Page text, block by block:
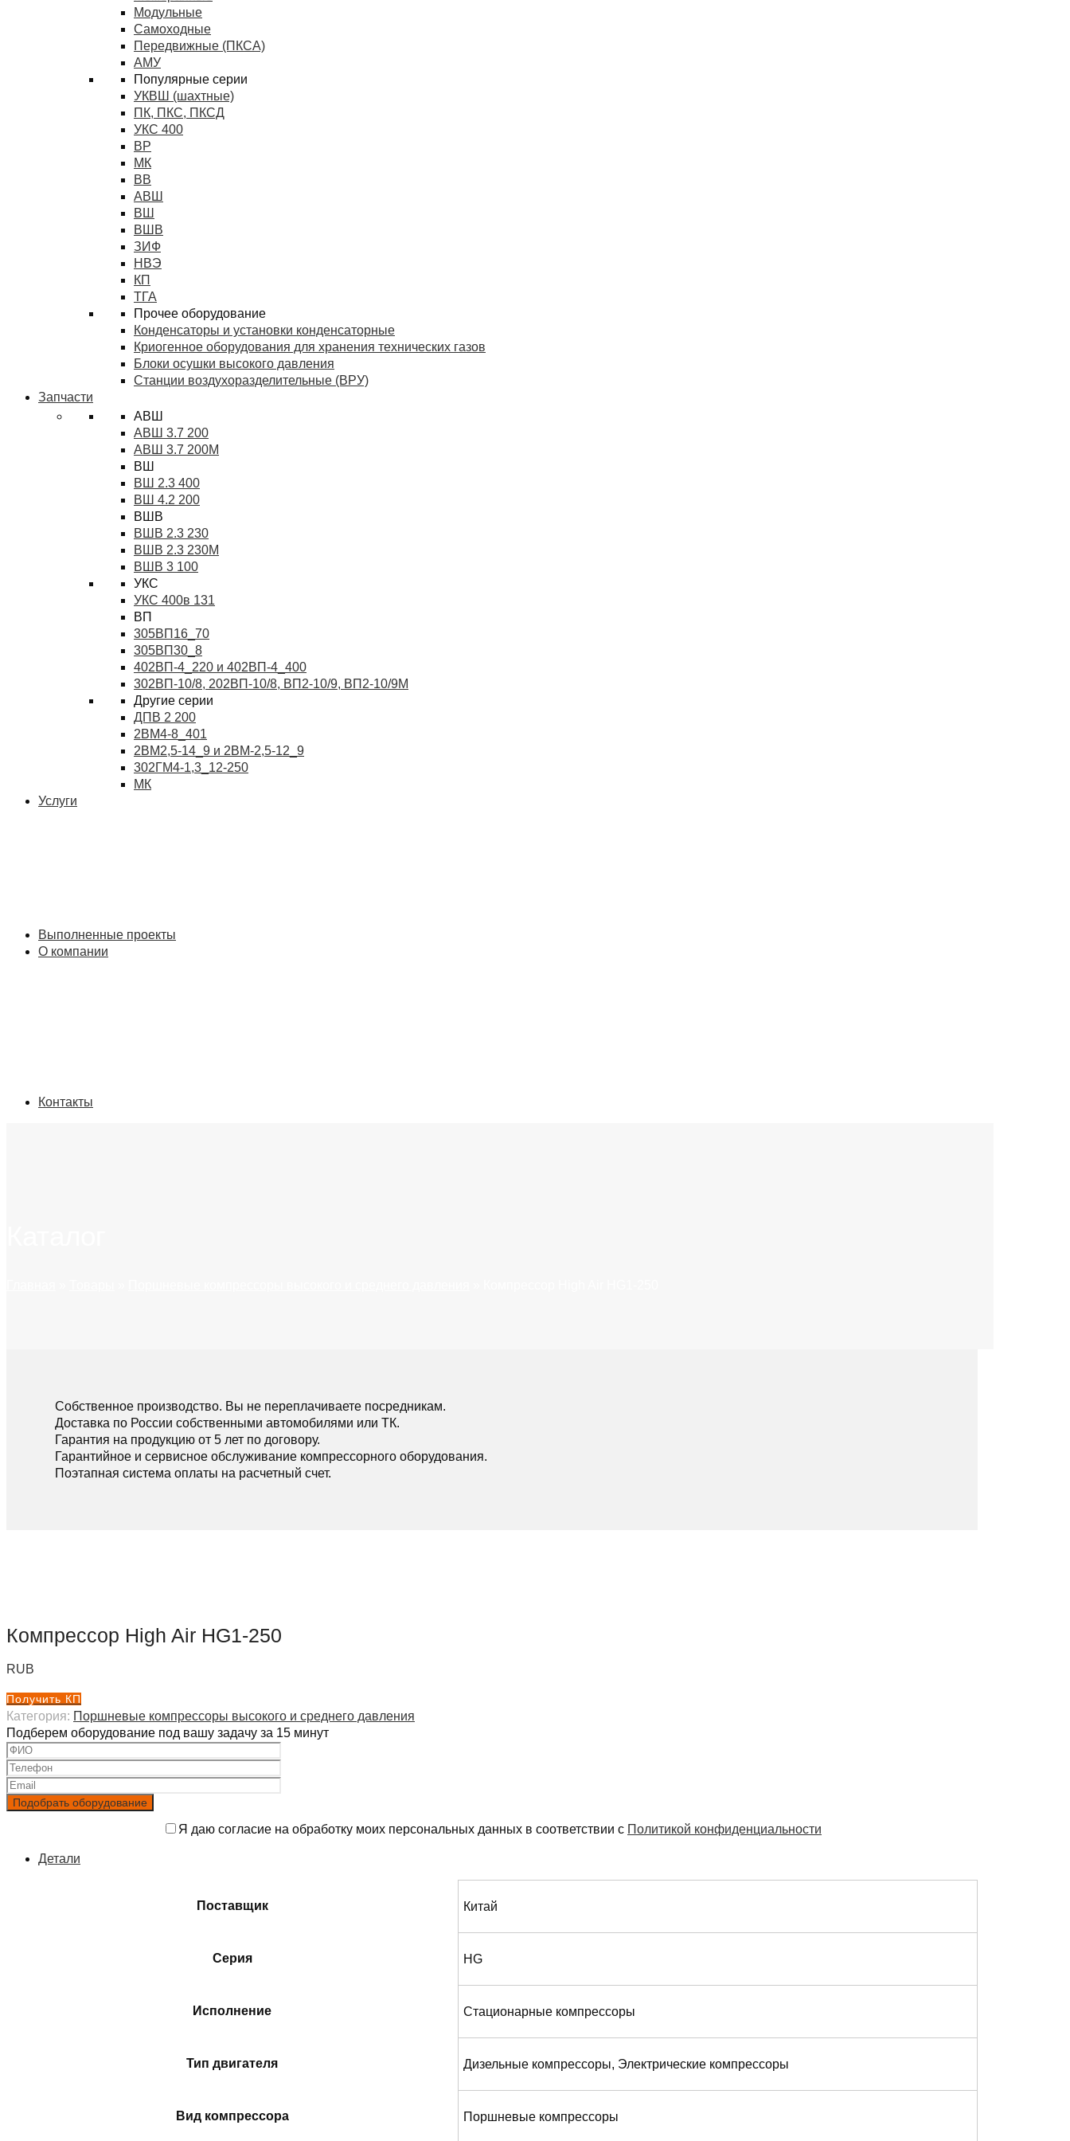
Модульные
Самоходные
Передвижные (ПКСА)
АМУ
Популярные серии
УКВШ (шахтные)
ПК, ПКС, ПКСД
УКС 400
ВР
МК
ВВ
АВШ
ВШ
ВШВ
ЗИФ
НВЭ
КП
ТГА
Прочее оборудование
Конденсаторы и установки конденсаторные
Криогенное оборудования для хранения технических газов
Блоки осушки высокого давления
Станции воздухоразделительные (ВРУ)
Запчасти
АВШ
АВШ 3.7 200
АВШ 3.7 200М
ВШ
ВШ 2.3 400
ВШ 4.2 200
ВШВ
ВШВ 2.3 230
ВШВ 2.3 230М
ВШВ 3 100
УКС
УКС 400в 131
ВП
305ВП16_70
305ВП30_8
402ВП-4_220 и 402ВП-4_400
302ВП-10/8, 202ВП-10/8, ВП2-10/9, ВП2-10/9М
Другие серии
ДПВ 2 200
2ВМ4-8_401
2ВМ2,5-14_9 и 2ВМ-2,5-12_9
302ГМ4-1,3_12-250
МК
Услуги
Выполненные проекты
О компании
Контакты
Собственное производство. Вы не переплачиваете посредникам.
Доставка по России собственными автомобилями или ТК.
Гарантия на продукцию от 5 лет по договору.
Гарантийное и сервисное обслуживание компрессорного оборудования.
Поэтапная система оплаты на расчетный счет.
Компрессор High Air HG1-250
RUB
Получить КП
Категория: Поршневые компрессоры высокого и среднего давления
Подберем оборудование под вашу задачу за 15 минут
Я даю согласие на обработку моих персональных данных в соответствии с Политикой конфиденциальности
Детали
Поставщик Китай
Серия HG
Исполнение Стационарные компрессоры
Тип двигателя Дизельные компрессоры, Электрические компрессоры
Вид компрессора Поршневые компрессоры